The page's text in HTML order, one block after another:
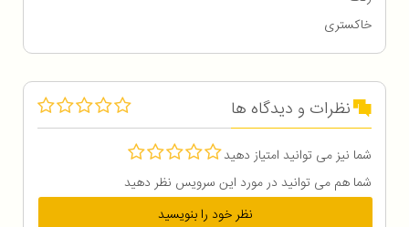
خاکستری
نظرات و دیدگاه ها
شما نیز می توانید امتیاز دهید
شما هم می توانید در مورد این سرویس نظر دهید
نظر خود را بنویسید